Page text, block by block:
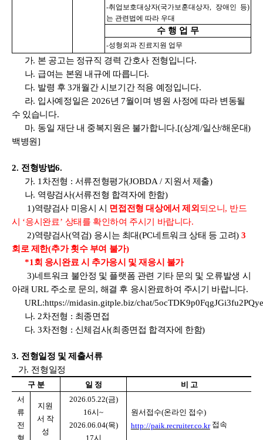
-취업보호대상자(국가보훈대상자, 장애인 등)
는 관련법에 따라 우대
수 행 업 무
-성형외과 진료지원 업무
가. 본 공고는 정규직 경력 간호사 전형입니다.
나. 급여는 본원 내규에 따릅니다.
다. 발령 후3개월간 시보기간 적용 예정입니다.
라. 입사예정일은 2026년 7월이며 병원 사정에 따라 변동될
수 있습니다.
마. 동일 재단 내 중복지원은 불가합니다.[(상계/일산/해운대)
백병원]
2. 전형방법6.
가. 1차전형 : 서류전형평가(JOBDA / 지원서 제출)
나. 역량검사(서류전형 합격자에 한함)
1)역량검사 미응시 시 면접전형 대상에서 제외 되오니 , 반드
시 ‘응시완료’ 상태를 확인하여 주시기 바랍니다.
2)역량검사(역검) 응시는 최대(PC네트워크 상태 등 고려)3
회로 제한(추가 횟수 부여 불가)
*1회 응시완료 시 추가응시 및 재응시 불가
3)네트워크 불안정 및 플랫폼 관련 기타 문의 및 오류발생 시
아래 URL 주소로 문의 , 해결 후 응시완료하여 주시기 바랍니다.
URL:https://midasin.gitple.biz/chat/
나. 2차전형 : 최종면접
다. 3차전형 : 신체검사(최종면접 합격자에 한함)
3. 전형일정 및 제출서류
가. 전형일정
구 분 일 정
비 고
서
류
전
형
지원
서 작
성
2026.05.22(금)
16시~
2026.06.04(목)
17시
원서접수(온라인 접수)
http://paik.recruiter.co.kr 접속